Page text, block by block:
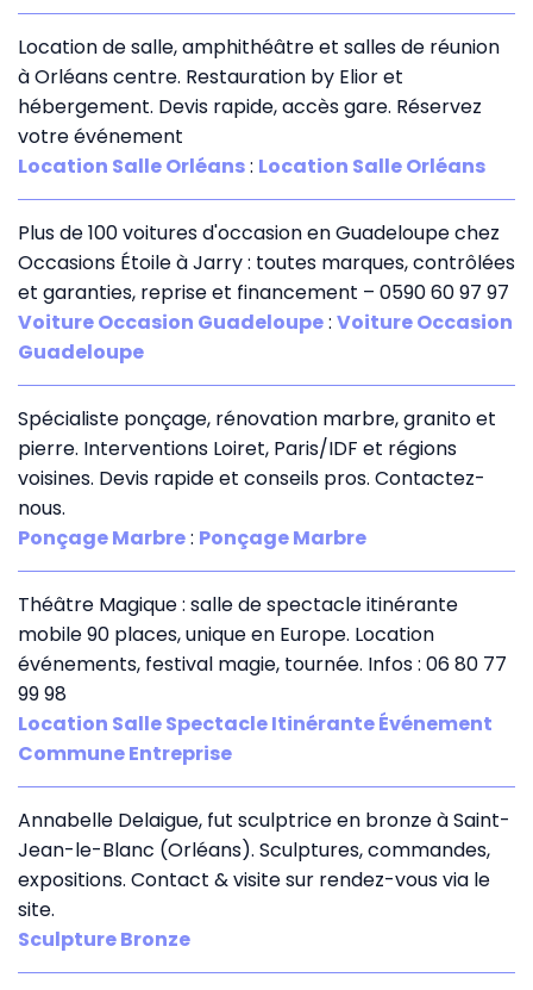
Location de salle, amphithéâtre et salles de réunion
à Orléans centre. Restauration by Elior et
hébergement. Devis rapide, accès gare. Réservez
votre événement
Location Salle Orléans: Location Salle Orléans
Plus de 100 voitures d'occasion en Guadeloupe chez
Occasions Étoile à Jarry : toutes marques, contrôlées
et garanties, reprise et financement – 0590 60 97 97
Voiture Occasion Guadeloupe: Voiture Occasion
Guadeloupe
Spécialiste ponçage, rénovation marbre, granito et
pierre. Interventions Loiret, Paris/IDF et régions
voisines. Devis rapide et conseils pros. Contactez-
nous.
Ponçage Marbre: Ponçage Marbre
Théâtre Magique : salle de spectacle itinérante
mobile 90 places, unique en Europe. Location
événements, festival magie, tournée. Infos : 06 80 77
99 98
Location Salle Spectacle Itinérante Événement
Commune Entreprise
Annabelle Delaigue, fut sculptrice en bronze à Saint-
Jean-le-Blanc (Orléans). Sculptures, commandes,
expositions. Contact & visite sur rendez-vous via le
site.
Sculpture Bronze